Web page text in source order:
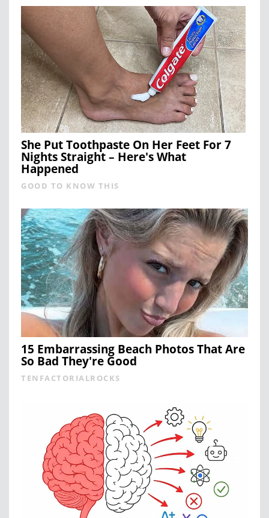
She Put Toothpaste On Her Feet For 7
Nights Straight – Here's What
Happened
GOOD TO KNOW THIS
15 Embarrassing Beach Photos That Are
So Bad They're Good
TENFACTORIALROCKS